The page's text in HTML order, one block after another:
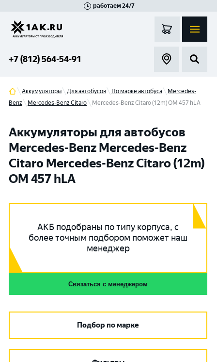
работаем 24/7
+7 (812) 564-54-91
Аккумуляторы Для автобусов По марке автобуса
Mercedes-
Benz
Mercedes-Benz Citaro Mercedes-Benz Citaro (12m) OM 457 hLA
Аккумуляторы для автобусов
Mercedes-Benz Mercedes-Benz
Citaro Mercedes-Benz Citaro (12m)
OM 457 hLA
АКБ подобраны по типу корпуса, с
более точным подбором поможет наш
менеджер
Связаться с менеджером
Подбор по марке
Гатчина